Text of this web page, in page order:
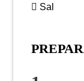
Sal